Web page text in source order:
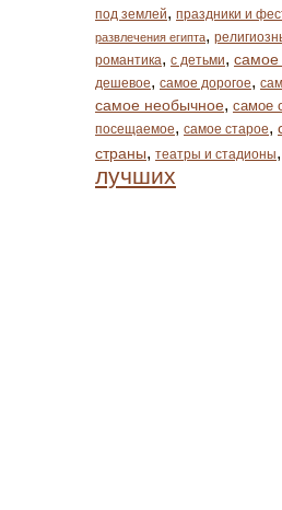
под землей, праздники и
развлечения египта,
романтика, с детьми,
дешевое, самое дорогое,
самое необычное, самое
посещаемое, самое старое,
страны, театры и стадионы,
лучших